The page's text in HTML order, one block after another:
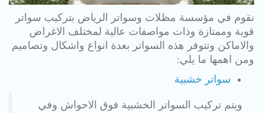
نقوم في مؤسسة مظلات وسواتر الرياض بتركيب سواتر
قوية وممتازة وذات مواصفات عالية لمختلف الاغراض
والاماكن وتتوفر هذه السواتر بعدة انواع واشكال وتصاميم
ومن اهمها ما يلي:
سواتر خشبية
ويتم تركيب السواتر الخشبية فوق الاحواش وفي